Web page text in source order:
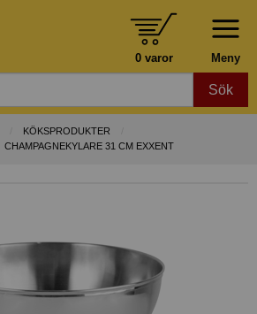
Meny
0 varor
Sök
KÖKSPRODUKTER
CHAMPAGNEKYLARE 31 CM EXXENT